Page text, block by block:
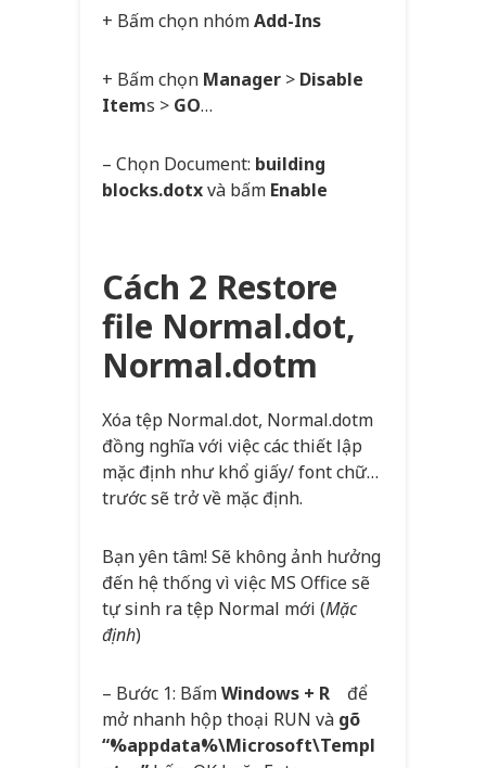
+ Bấm chọn nhómAdd-Ins
+ Bấm chọn Manager > Disable
Items > GO…
– Chọn Document: building
blocks.dotxvà bấm Enable
Cách 2 Restore
file Normal.dot,
Normal.dotm
Xóa tệp Normal.dot, Normal.dotm
đồng nghĩa với việc các thiết lập
mặc định như khổ giấy/ font chữ…
trước sẽ trở về mặc định.
Bạn yên tâm! Sẽ không ảnh hưởng
đến hệ thống vì việc MS Office sẽ
tự sinh ra tệp Normal mới (Mặc
định)
– Bước 1: BấmWindows + R để
mở nhanh hộp thoại RUN và gõ
“%appdata%\Microsoft\Templ